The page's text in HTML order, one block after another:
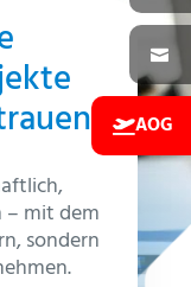
mit dem
sondern
AOG